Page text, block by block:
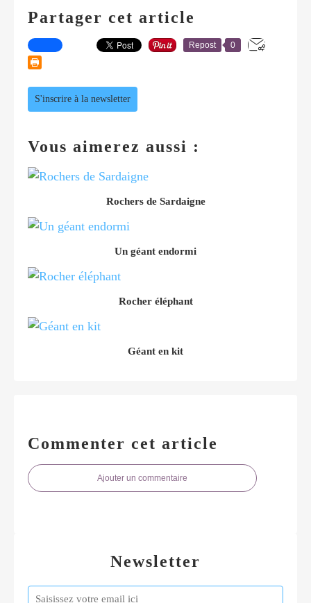
Partager cet article
Repost 0
S'inscrire à la newsletter
Vous aimerez aussi :
Rochers de Sardaigne
Un géant endormi
Rocher éléphant
Géant en kit
Commenter cet article
Ajouter un commentaire
Newsletter